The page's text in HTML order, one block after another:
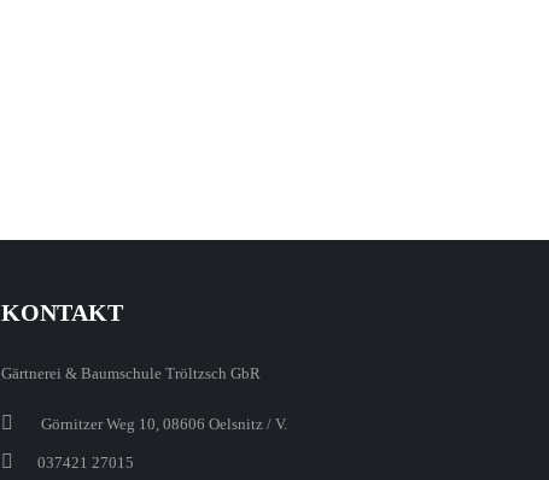
KONTAKT
Gärtnerei & Baumschule Tröltzsch GbR
Görnitzer Weg 10, 08606 Oelsnitz / V.
037421 27015